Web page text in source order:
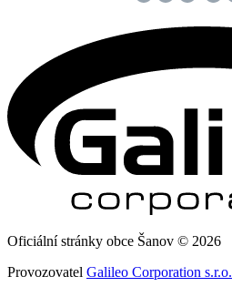
Oficiální stránky obce Šanov © 2026
Provozovatel Galileo Corporation s.r.o.